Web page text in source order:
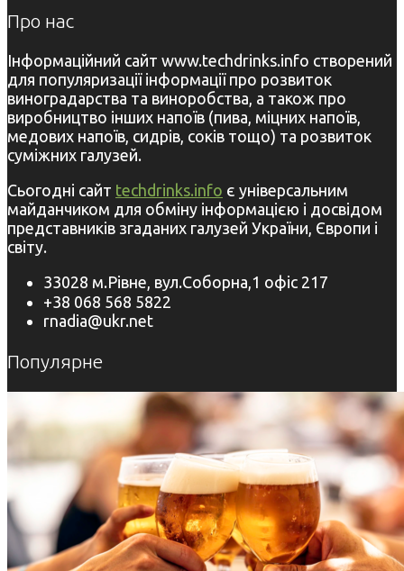
Про нас
Інформаційний сайт www.techdrinks.info створений
для популяризації інформації про розвиток
виноградарства та виноробства, а також про
виробництво інших напоїв (пива, міцних напоїв,
медових напоїв, сидрів, соків тощо) та розвиток
суміжних галузей.
Сьогодні сайт techdrinks.info є універсальним
майданчиком для обміну інформацією і досвідом
представників згаданих галузей України, Європи і
світу.
33028 м.Рівне, вул.Соборна,1 офіс 217
+38 068 568 5822
rnadia@ukr.net
Популярне